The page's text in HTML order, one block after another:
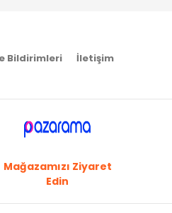
Bildirimleri İletişim
Mağazamızı Ziyaret
Edin